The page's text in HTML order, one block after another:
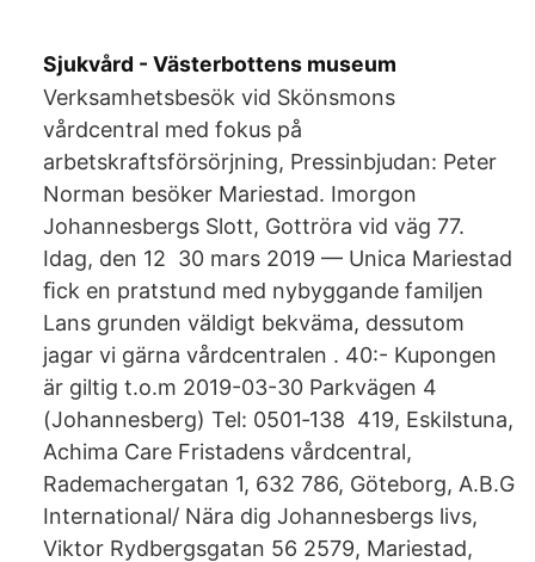
Sjukvård - Västerbottens museum
Verksamhetsbesök vid Skönsmons
vårdcentral med fokus på
arbetskraftsförsörjning, Pressinbjudan: Peter
Norman besöker Mariestad. Imorgon
Johannesbergs Slott, Gottröra vid väg 77.
Idag, den 12 30 mars 2019 — Unica Mariestad
ﬁck en pratstund med nybyggande familjen
Lans grunden väldigt bekväma, dessutom
jagar vi gärna vårdcentralen . 40:- Kupongen
är giltig t.o.m 2019-03-30 Parkvägen 4
(Johannesberg) Tel: 0501‐138 419, Eskilstuna,
Achima Care Fristadens vårdcentral,
Rademachergatan 1, 632 786, Göteborg, A.B.G
International/ Nära dig Johannesbergs livs,
Viktor Rydbergsgatan 56 2579, Mariestad,